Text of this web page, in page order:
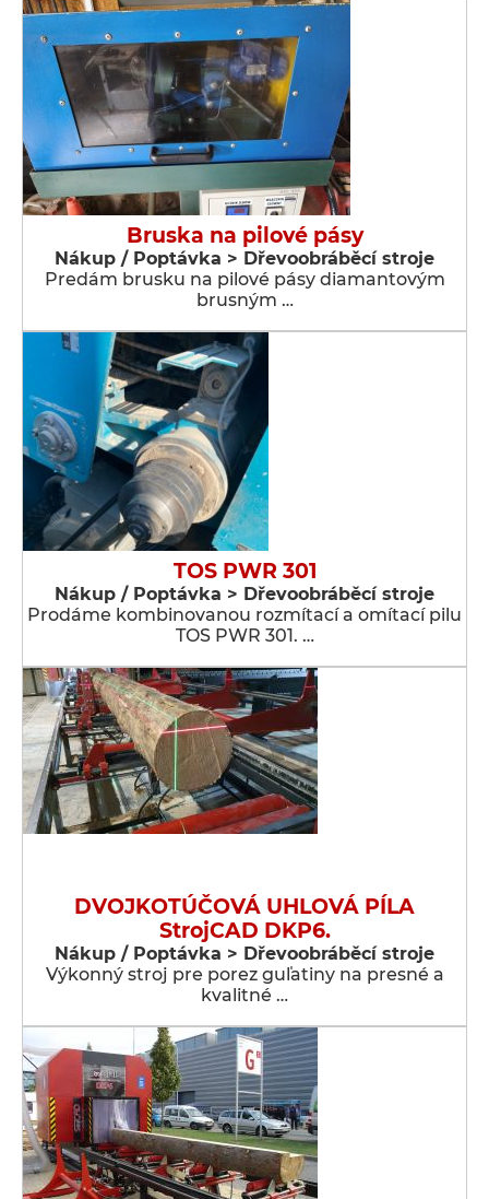
Bruska na pilové pásy
Nákup / Poptávka > Dřevoobráběcí stroje
Predám brusku na pilové pásy diamantovým
brusným …
TOS PWR 301
Nákup / Poptávka > Dřevoobráběcí stroje
Prodáme kombinovanou rozmítací a omítací pilu
TOS PWR 301. …
DVOJKOTÚČOVÁ UHLOVÁ PÍLA
StrojCAD DKP6.
Nákup / Poptávka > Dřevoobráběcí stroje
Výkonný stroj pre porez guľatiny na presné a
kvalitné …